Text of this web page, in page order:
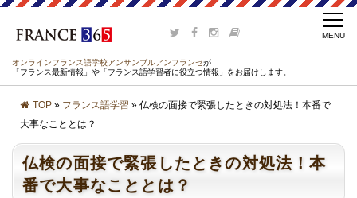
オンラインフランス語学校アンサンブルアンフランセが
「フランス最新情報」や「フランス語学習者に役立つ情報」をお届けします。
TOP » フランス語学習 » 仏検の面接で緊張したときの対処法！本番で
大事なこととは？
仏検の面接で緊張したときの対処法！本
番で大事なこととは？